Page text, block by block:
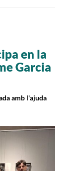
en la
Garcia
amb l'ajuda